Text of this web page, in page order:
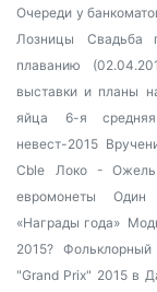
Очереди у
Лозницы
Свадьба
плаванию
выставки и планы
яйца
6-я
невест-2015
Cble
Локо - Ожель
евромонеты
Один
«Награды года»
2015? Фольклорный
"Grand Prix" 2015 в